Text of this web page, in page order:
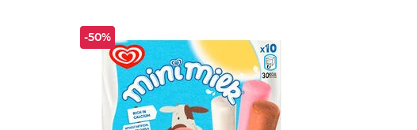
-50%